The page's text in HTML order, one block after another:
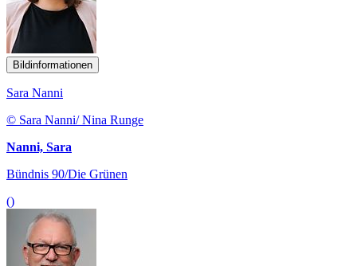
Bildinformationen
Sara Nanni
© Sara Nanni/ Nina Runge
Nanni, Sara
Bündnis 90/Die Grünen
()